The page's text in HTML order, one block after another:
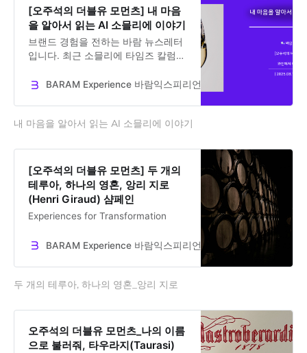
이뷔통모엣헤네시 LVMH와 같은 대형
럭셔리 그룹에 인수된 것과 달리, 루
이 로드레는 여전히 같은 가문이 소유
하고 있는 가장 오래된 샴페인 하우스
중 하나다.역
[오주석의 더블유 모먼츠] 내 마음
을 알아서 읽는 AI 소믈리에 이야기
브랜드 경험을 전하는 바람 뉴스레터
입니다. 최근 소믈리에 타임즈 칼럼
알아서 읽는 AI 소믈리에 이야기를 소
의 선택이 궁금합니다.
BARAM Experience 바람익스피리언스
내 마음을 알아서 읽는 AI 소믈리에 이야기
[오주석의 더블유 모먼츠] 두 개의
테루아, 하나의 영혼, 앙리 지로
(Henri Giraud) 샴페인
Experiences for Transformation
BARAM Experience 바람익스피리언스 Dr. Jooseok Oh
두 개의 테루아, 하나의 영혼_앙리 지로
오주석의 더블유 모먼츠_나의 이름
으로 불러줘, 타우라지(Taurasi)